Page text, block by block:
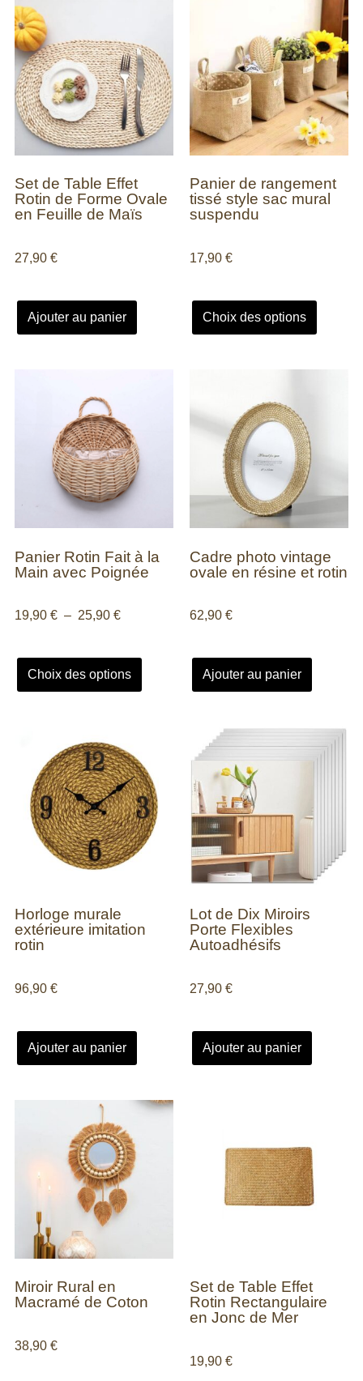
Set de Table Effet
Rotin de Forme Ovale
en Feuille de Maïs
27,90 €
Ajouter au panier
Panier de rangement
tissé style sac mural
suspendu
17,90 €
Choix des options
Panier Rotin Fait à la
Main avec Poignée
19,90 € – 25,90 €
Choix des options
Cadre photo vintage
ovale en résine et rotin
62,90 €
Ajouter au panier
Horloge murale
extérieure imitation
rotin
96,90 €
Ajouter au panier
Lot de Dix Miroirs
Porte Flexibles
Autoadhésifs
27,90 €
Ajouter au panier
Miroir Rural en
Macramé de Coton
38,90 €
Set de Table Effet
Rotin Rectangulaire
en Jonc de Mer
19,90 €